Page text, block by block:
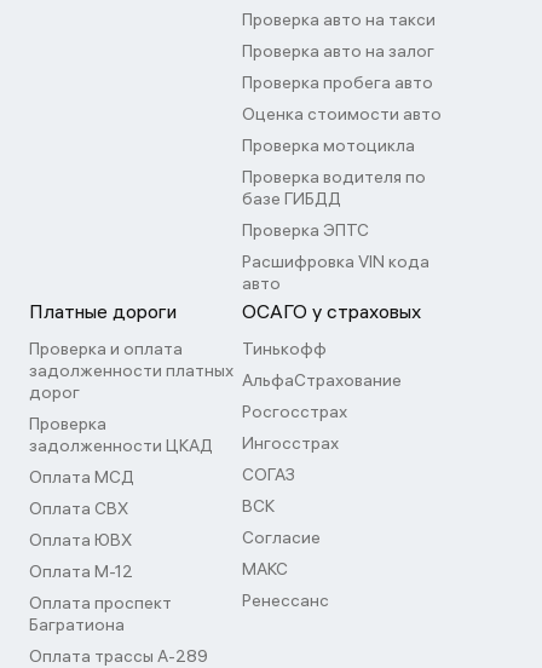
Проверка авто на такси
Проверка авто на залог
Проверка пробега авто
Оценка стоимости авто
Проверка мотоцикла
Проверка водителя по
базе ГИБДД
Проверка ЭПТС
Расшифровка VIN кода
авто
Платные дороги
Проверка и оплата
задолженности платных
дорог
Проверка
задолженности ЦКАД
Оплата МСД
Оплата СВХ
Оплата ЮВХ
Оплата М-12
Оплата проспект
Багратиона
Оплата трассы А-289
ОСАГО у страховых
Тинькофф
АльфаСтрахование
Росгосстрах
Ингосстрах
СОГАЗ
ВСК
Согласие
МАКС
Ренессанс